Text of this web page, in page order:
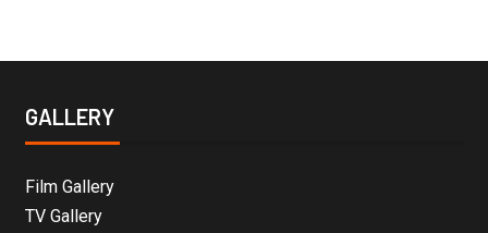
GALLERY
Film Gallery
TV Gallery